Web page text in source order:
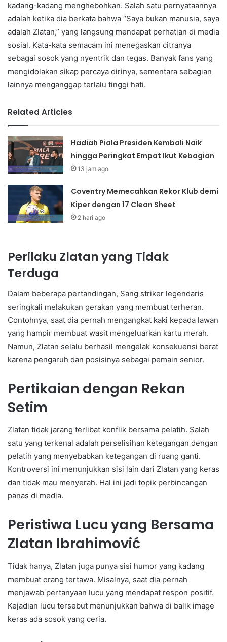
kadang-kadang menghebohkan. Salah satu pernyataannya
adalah ketika dia berkata bahwa “Saya bukan manusia, saya
adalah Zlatan,” yang langsung mendapat perhatian di media
sosial. Kata-kata semacam ini menegaskan citranya
sebagai sosok yang nyentrik dan tegas. Banyak fans yang
mengidolakan sikap percaya dirinya, sementara sebagian
lainnya menganggap terlalu tinggi hati.
Related Articles
Hadiah Piala Presiden Kembali Naik
hingga Peringkat Empat Ikut Kebagian
13 jam ago
Coventry Memecahkan Rekor Klub demi
Kiper dengan 17 Clean Sheet
2 hari ago
Perilaku Zlatan yang Tidak
Terduga
Dalam beberapa pertandingan, Sang striker legendaris
seringkali melakukan gerakan yang membuat terheran.
Contohnya, saat dia pernah mengangkat kaki kepada lawan
yang hampir membuat wasit mengeluarkan kartu merah.
Namun, Zlatan selalu berhasil mengelak konsekuensi berat
karena pengaruh dan posisinya sebagai pemain senior.
Pertikaian dengan Rekan
Setim
Zlatan tidak jarang terlibat konflik bersama pelatih. Salah
satu yang terkenal adalah perselisihan ketegangan dengan
pelatih yang menyebabkan ketegangan di ruang ganti.
Kontroversi ini menunjukkan sisi lain dari Zlatan yang keras
dan tidak mau menyerah. Hal ini jadi topik perbincangan
panas di media.
Peristiwa Lucu yang Bersama
Zlatan Ibrahimović
Tidak hanya, Zlatan juga punya sisi humor yang kadang
membuat orang tertawa. Misalnya, saat dia pernah
menjawab pertanyaan lucu yang mendapat respon positif.
Kejadian lucu tersebut menunjukkan bahwa di balik image
keras ada sosok yang ceria.